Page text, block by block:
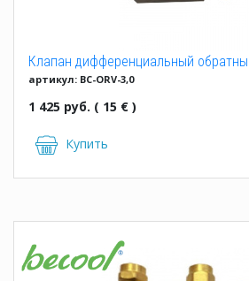
Клапан дифференциальный
артикул: BC-ORV-3,0
1 425 руб. ( 15 € )
Купить